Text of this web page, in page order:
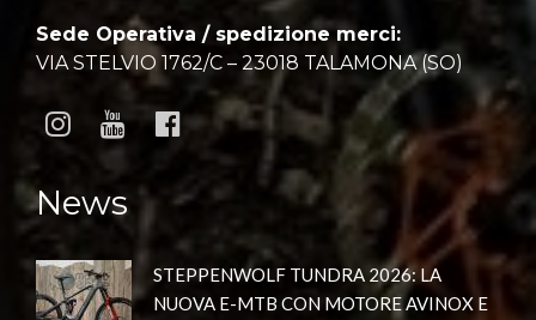
Sede Operativa / spedizione merci:
VIA STELVIO 1762/C – 23018 TALAMONA (SO)
News
STEPPENWOLF TUNDRA 2026: LA
NUOVA E-MTB CON MOTORE AVINOX E